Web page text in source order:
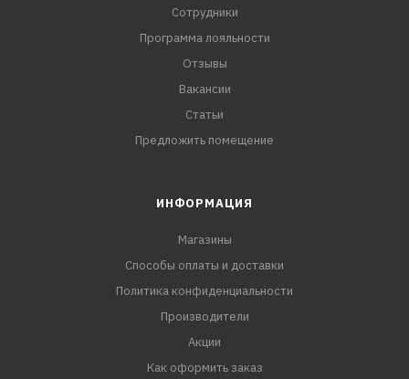
Сотрудники
Программа лояльности
Отзывы
Вакансии
Статьи
Предложить помещение
ИНФОРМАЦИЯ
Магазины
Способы оплаты и доставки
Политика конфиденциальности
Производители
Акции
Как оформить заказ